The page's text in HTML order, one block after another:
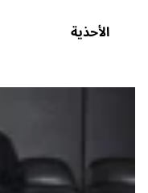
الأحذية